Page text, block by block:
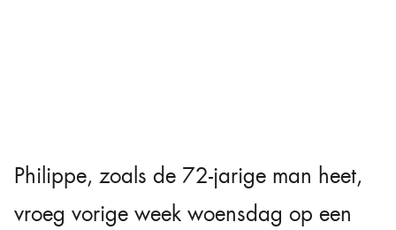
Philippe, zoals de 72-jarige man heet,
vroeg vorige week woensdag op een